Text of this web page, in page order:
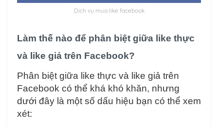
Dịch vụ mua like facebook
Làm thế nào để phân biệt giữa like thực
và like giả trên Facebook?
Phân biệt giữa like thực và like giả trên
Facebook có thể khá khó khăn, nhưng
dưới đây là một số dấu hiệu bạn có thể xem
xét: